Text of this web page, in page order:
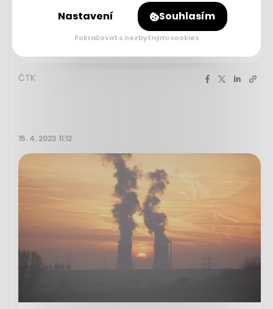
belgickým kolegou Pieterem Devosem druhé místo na
pátečním mítinku Global Champions League v Miami. V
průběžném pořadí prestižního seriálu se jejich tým
ČTK
15. 4. 2023 11:12
Nastavení Souhlasím
Pokračovat s nezbytnými cookies